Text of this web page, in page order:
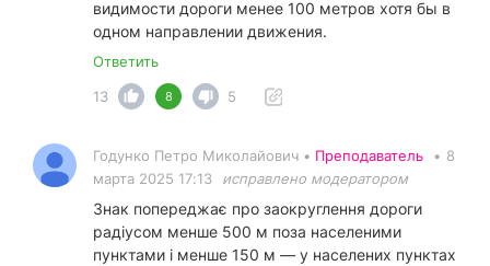
видимости дороги менее 100 метров хотя бы в
одном направлении движения.
Ответить
13
8 5
Годунко Петро Миколайович • Преподаватель • 8
марта 2025 17:13
исправлено модератором
Знак попереджає про заокруглення дороги
радіусом менше 500 м поза населеними
пунктами і менше 150 м — у населених пунктах